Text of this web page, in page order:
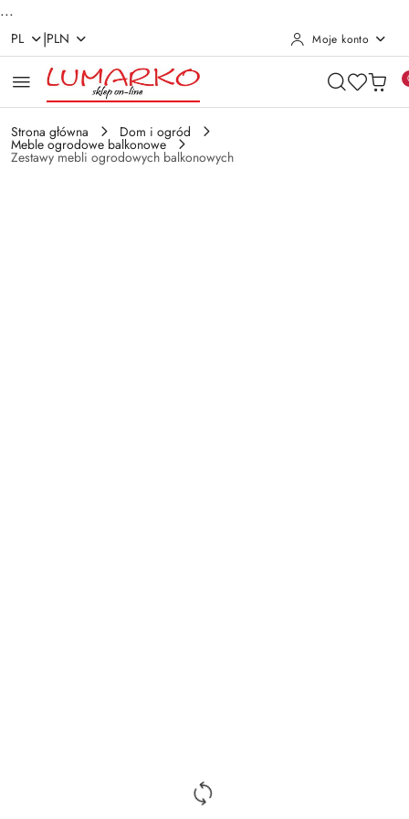
...
Przejdź do treści głównej
Przejdź do wyszukiwarki
Przejdź do moje konto
Przejdź do menu głównego
Przejdź do opisu produktu
Przejdź do stopki
PL |PLN Moje konto
Strona główna Dom i ogród
Meble ogrodowe balkonowe
Zestawy mebli ogrodowych balkonowych